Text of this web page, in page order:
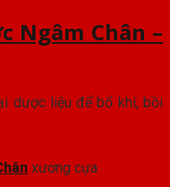
Ngâm Chân –
dược liệu để bổ khí, bồi
xương cựa